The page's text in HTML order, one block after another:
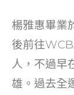
楊雅惠畢業
後前往
人，不過早
雄。過去全